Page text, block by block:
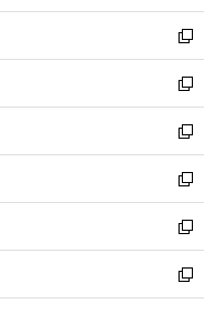
開
く
ウ
で
開
く
ン
ド
ウ
で
開
く
新
し
い
ウ
ィ
ン
ド
ウ
で
開
く
新
し
い
ウ
ィ
ン
ド
ウ
で
開
新
し
い
ウ
ィ
ン
ド
ウ
新
し
い
ウ
ィ
ン
新
し
い
ウ
新
し